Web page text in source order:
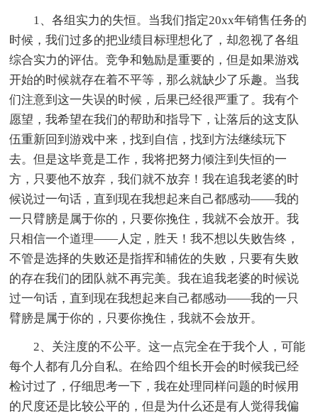
1、各组实力的失恒。当我们指定20xx年销售任务的
时候，我们过多的把业绩目标理想化了，却忽视了各组
综合实力的评估。竞争和勉励是重要的，但是如果游戏
开始的时候就存在着不平等，那么就缺少了乐趣。当我
们注意到这一失误的时候，后果已经很严重了。我有个
愿望，我希望在我们的帮助和指导下，让落后的这支队
伍重新回到游戏中来，找到自信，找到方法继续玩下
去。但是这毕竟是工作，我将把努力倾注到失恒的一
方，只要他不放弃，我们就不放弃！我在追我老婆的时
候说过一句话，直到现在我想起来自己都感动——我的
一只臂膀是属于你的，只要你挽住，我就不会放开。我
只相信一个道理——人定，胜天！我不想以失败告终，
不管是选择的失败还是指挥和辅佐的失败，只要有失败
的存在我们的团队就不再完美。我在追我老婆的时候说
过一句话，直到现在我想起来自己都感动——我的一只
臂膀是属于你的，只要你挽住，我就不会放开。
2、关注度的不公平。这一点完全在于我个人，可能
每个人都有几分自私。在给四个组长开会的时候我已经
检讨过了，仔细思考一下，我在处理同样问题的时候用
的尺度还是比较公平的，但是为什么还是有人觉得我偏